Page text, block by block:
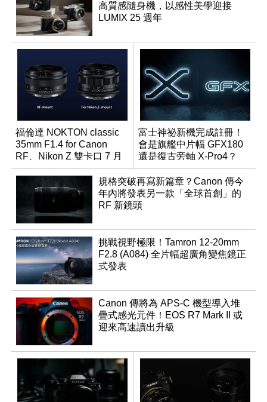
高質感隨身機，以感性美學迎接
LUMIX 25 週年
福倫達 NOKTON classic
35mm F1.4 for Canon
RF、Nikon Z 雙卡口 7 月
同步登台
富士神祕新機完成註冊！
會是旗艦中片幅 GFX180
還是復古旁軸 X-Pro4？
規格突破再寫新篇章？Canon 傳今
年內將發表另一款「全球首創」的
RF 新鏡頭
挑戰視野極限！Tamron 12-20mm
F2.8 (A084) 全片幅超廣角變焦鏡正
式發表
Canon 傳將為 APS-C 機型導入堆
疊式感光元件！EOS R7 Mark II 或
迎來高速讀出升級